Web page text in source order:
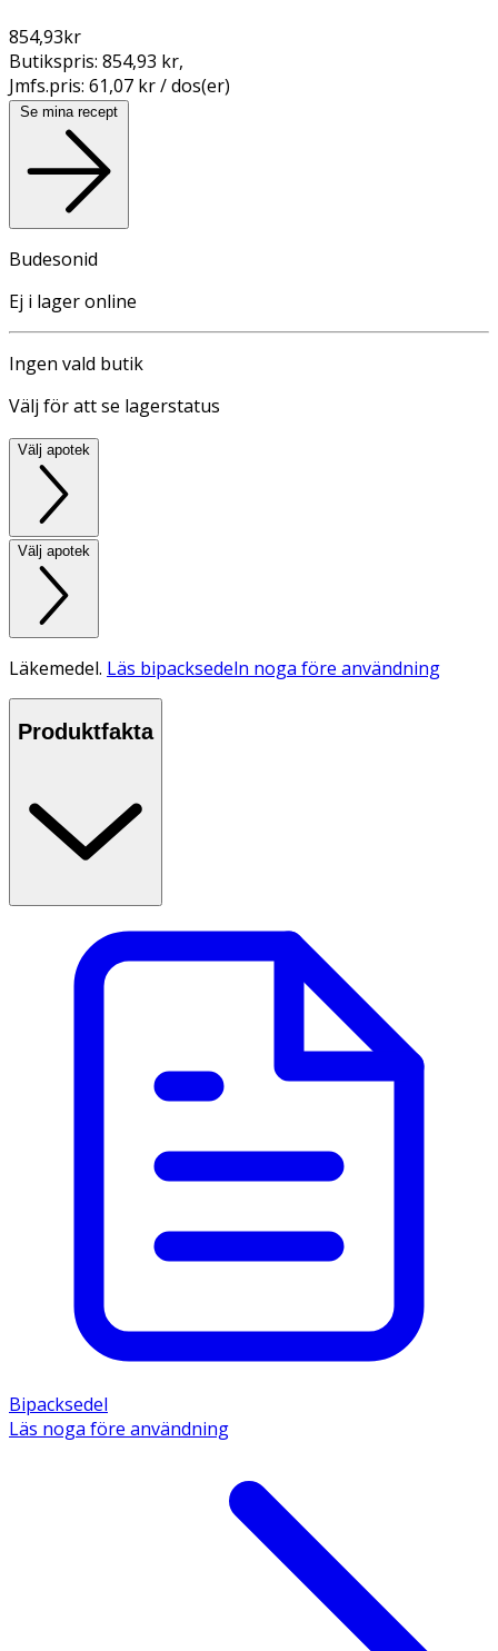
854,93kr
Butikspris: 854,93 kr,
Jmfs.pris: 61,07 kr / dos(er)
Se mina recept
Budesonid
Ej i lager online
Ingen vald butik
Välj för att se lagerstatus
Välj apotek
Välj apotek
Läkemedel. Läs bipacksedeln noga före användning
Produktfakta
Bipacksedel
Läs noga före användning